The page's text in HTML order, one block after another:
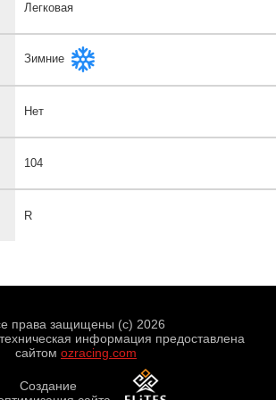
Легковая
Зимние
Нет
104
R
права защищены (с) 2026
информация предоставлена
сайтом ozracing.com
Создание